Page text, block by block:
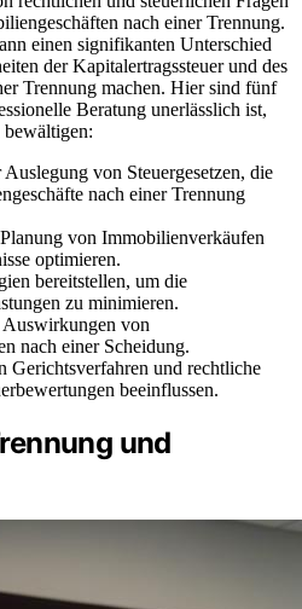
nach einer Trennung.
einen signifikanten Unterschied
der Kapitalertragssteuer und des
Trennung machen. Hier sind fünf
Beratung unerlässlich ist,
von Steuergesetzen, die
nach einer Trennung
von Immobilienverkäufen
optimieren.
bereitstellen, um die
zu minimieren.
von
nach einer Scheidung.
Gerichtsverfahren und rechtliche
beeinflussen.
und